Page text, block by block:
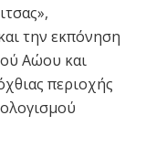
την εκπόνηση
Αώου και
περιοχής